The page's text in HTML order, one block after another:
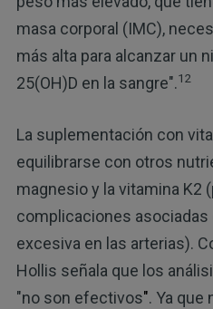
masa corporal (IMC),
más alta para alcanzar un
25(OH)D en la sangre".12
La suplementación con
equilibrarse con otros
magnesio y la vitamina K2
complicaciones
excesiva en las arterias).
Hollis señala que los
"no son efectivos". Ya que